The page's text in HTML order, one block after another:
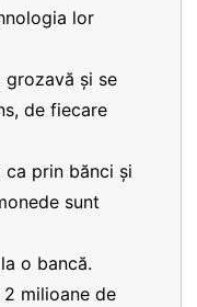
lor
grozavă și se
de fiecare
prin bănci și
sunt
o bancă.
milioane de